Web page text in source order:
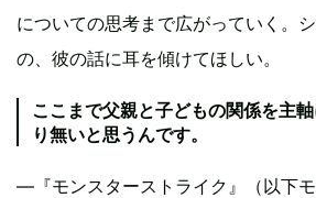
についての思考まで広がっていく。
の、彼の話に耳を傾けてほしい。
ここまで父親と子どもの関係を主
り無いと思うんです。
―『モンスターストライク』（以下